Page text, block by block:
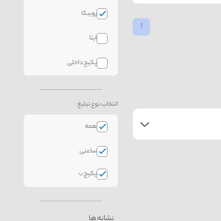
روبیکا
ایتا
پکیج داخلی
انتخاب نوع تبلیغ
همه
ساعتی
پکیج
1